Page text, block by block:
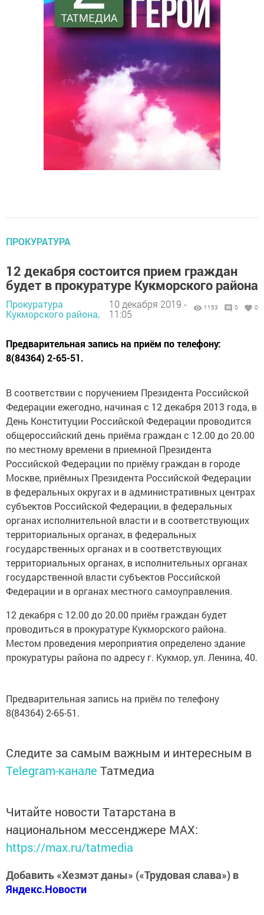
ПРОКУРАТУРА
12 декабря состоится прием граждан
будет в прокуратуре Кукморского района
Прокуратура
Кукморского района,
10 декабря 2019 -
11:05
1153 0 0
Предварительная запись на приём по телефону:
8(84364) 2-65-51.
В соответствии с поручением Президента Российской
Федерации ежегодно, начиная с 12 декабря 2013 года, в
День Конституции Российской Федерации проводится
общероссийский день приёма граждан с 12.00 до 20.00
по местному времени в приемной Президента
Российской Федерации по приёму граждан в городе
Москве, приёмных Президента Российской Федерации
в федеральных округах и в административных центрах
субъектов Российской Федерации, в федеральных
органах исполнительной власти и в соответствующих
территориальных органах, в федеральных
государственных органах и в соответствующих
территориальных органах, в исполнительных органах
государственной власти субъектов Российской
Федерации и в органах местного самоуправления.
12 декабря с 12.00 до 20.00 приём граждан будет
проводиться в прокуратуре Кукморского района.
Местом проведения мероприятия определено здание
прокуратуры района по адресу г. Кукмор, ул. Ленина, 40.
Предварительная запись на приём по телефону
8(84364) 2-65-51.
Следите за самым важным и интересным в
Telegram-канале Татмедиа
Читайте новости Татарстана в
национальном мессенджере MАХ:
https://max.ru/tatmedia
Добавить «Хезмэт даны» («Трудовая слава») в
Яндекс.Новости